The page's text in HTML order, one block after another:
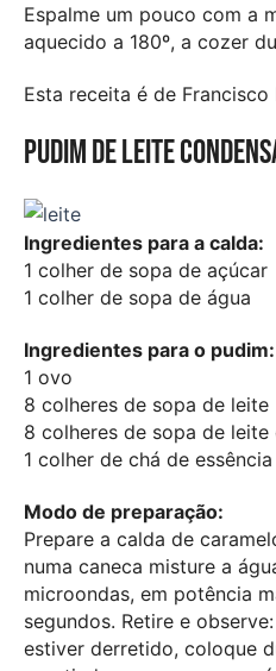
Espalme um pouco com a
aquecido a 180º, a cozer
Esta receita é de Francisco
Pudim de leite
Ingredientes para a calda:
1 colher de sopa de açúcar
1 colher de sopa de água
Ingredientes para o pudim:
1 ovo
8 colheres de sopa de leite
8 colheres de sopa de leite
1 colher de chá de
Modo de preparação:
Prepare a calda de
numa caneca misture a
microondas, em potência
segundos. Retire e
estiver derretido, coloque